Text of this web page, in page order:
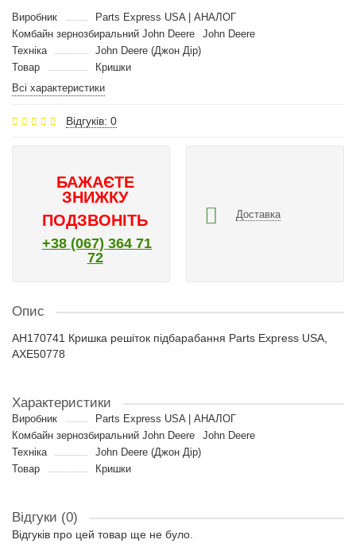
Виробник
Parts Express USA | АНАЛОГ
Комбайн зернозбиральний John Deere
John Deere
Техніка
John Deere (Джон Дір)
Товар
Кришки
Всі характеристики
Відгуків: 0
БАЖАЄТЕ
ЗНИЖКУ
ПОДЗВОНІТЬ
+38 (067) 364 71
72
Доставка
Опис
AH170741 Кришка решіток підбарабання Parts Express USA,
AXE50778
Характеристики
Виробник
Parts Express USA | АНАЛОГ
Комбайн зернозбиральний John Deere
John Deere
Техніка
John Deere (Джон Дір)
Товар
Кришки
Відгуки (0)
Відгуків про цей товар ще не було.